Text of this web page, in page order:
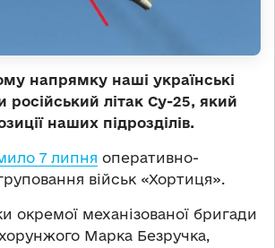
напрямку наші українські
російський літак Су-25, який
наших підрозділів.
7 липня оперативно-
військ «Хортиця».
окремої механізованої бригади
Марка Безручка,